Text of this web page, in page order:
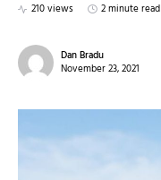
210 views 2 minute read
Dan Bradu
November 23, 2021